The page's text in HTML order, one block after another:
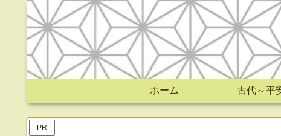
ホーム 古代～平
PR